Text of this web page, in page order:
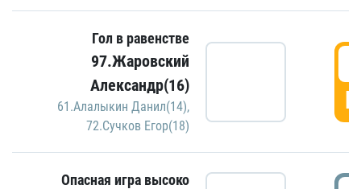
Гол в равенстве
97.Жаровский
Александр(16)
61.Алалыкин Данил(14),
72.Сучков Егор(18)
Опасная игра высоко